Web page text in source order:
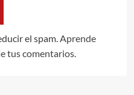
el spam.Aprende
tus comentarios.